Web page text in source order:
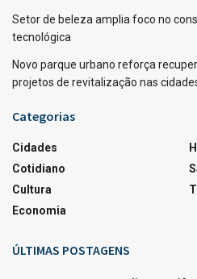
Setor de beleza amplia foco no
tecnológica
Novo parque urbano reforça
projetos de revitalização nas
Categorias
Cidades
Cotidiano
Cultura
Economia
ÚLTIMAS POSTAGENS